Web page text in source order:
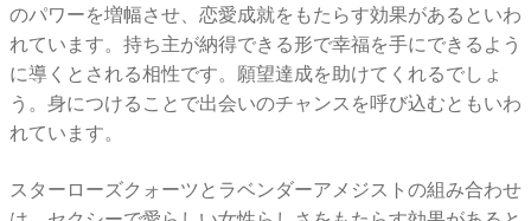
のパワーを増幅させ、恋愛成就をもたらす効果があるといわ
れています。持ち主が納得できる形で幸福を手にできるよう
に導くとされる相性です。願望達成を助けてくれるでしょ
う。身につけることで出会いのチャンスを呼び込むともいわ
れています。
スターローズクォーツとラベンダーアメジストの組み合わせ